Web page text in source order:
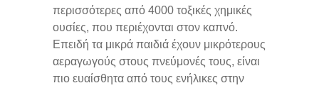
περισσότερες από 4000 τοξικές χημικές
ουσίες, που περιέχονται στον καπνό.
Επειδή τα μικρά παιδιά έχουν μικρότερους
αεραγωγούς στους πνεύμονές τους, είναι
πιο ευαίσθητα από τους ενήλικες στην